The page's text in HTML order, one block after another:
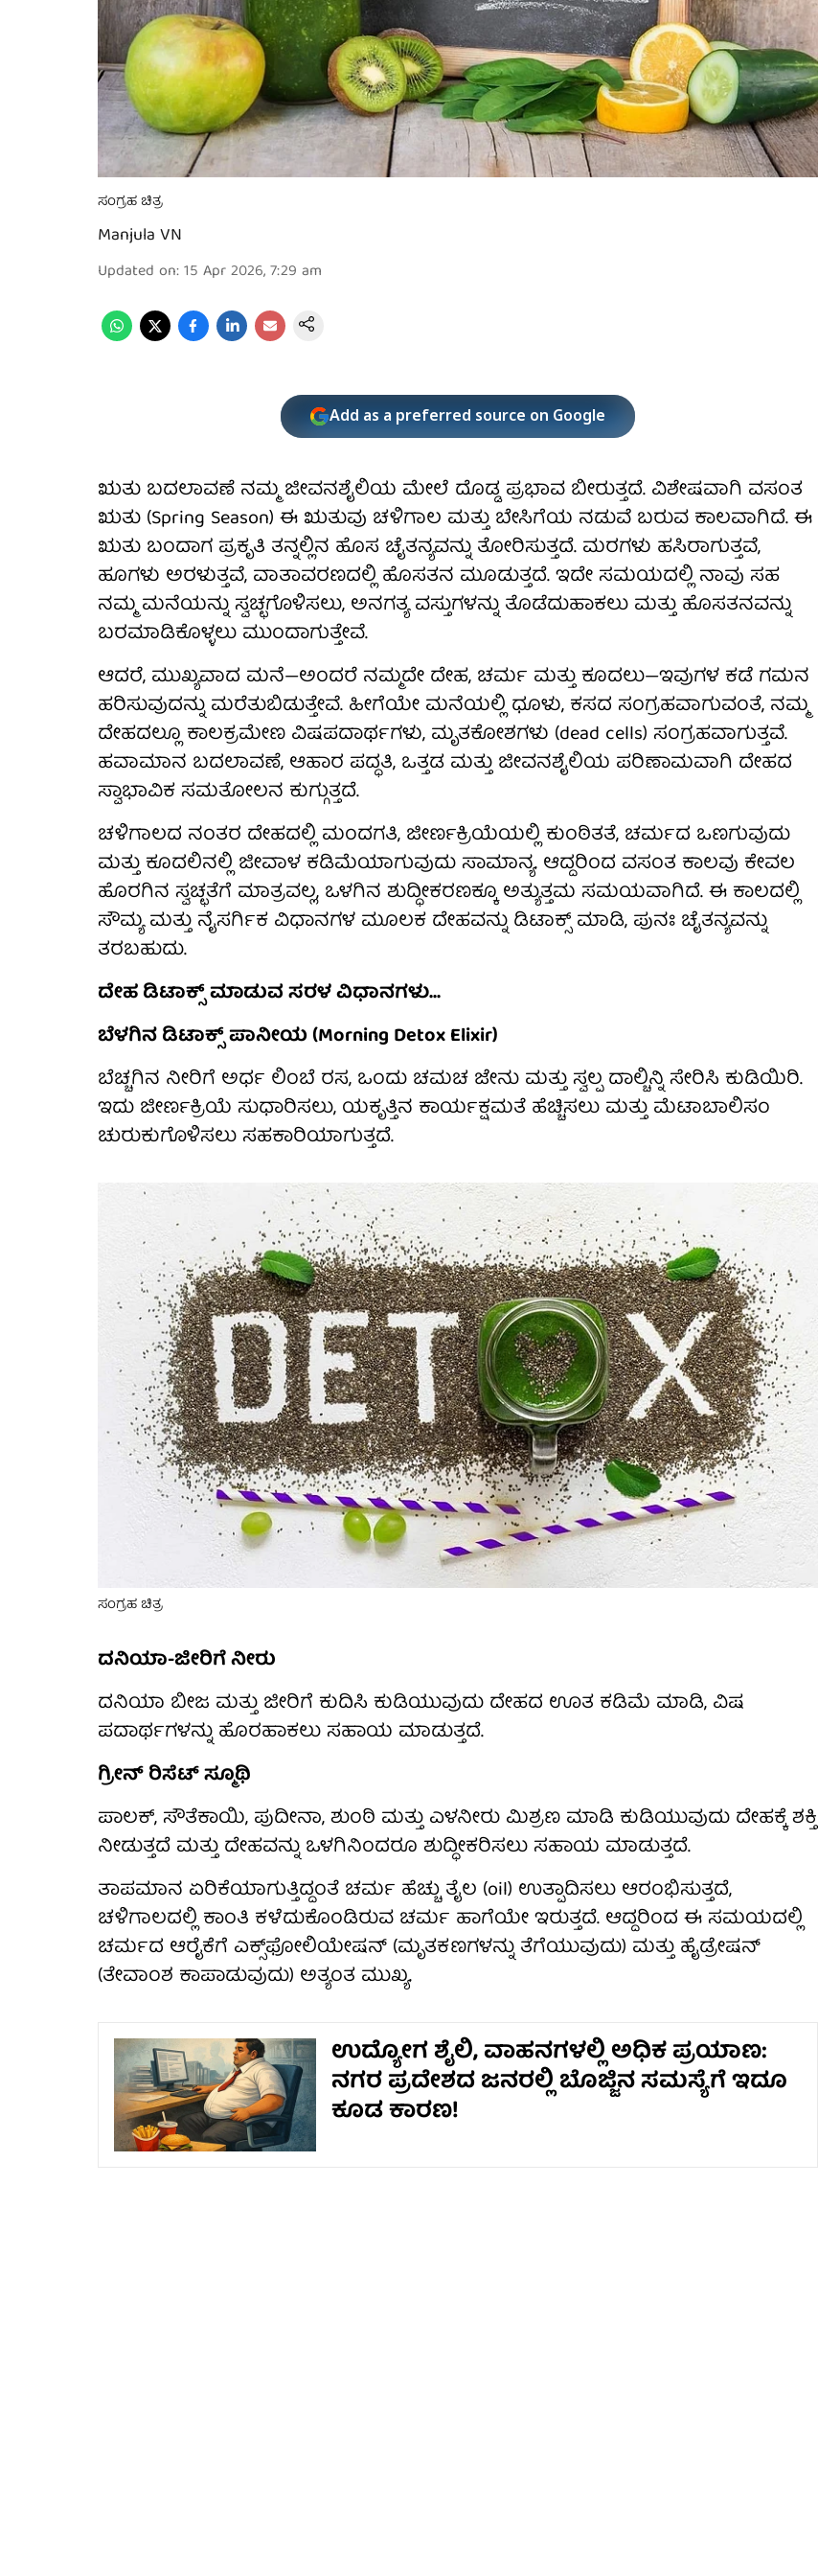
ಸಂಗ್ರಹ ಚಿತ್ರ
Manjula VN
Updated on:15 Apr 2026, 7:29 am
Add as a preferred source on Google
ಋತು ಬದಲಾವಣೆ ನಮ್ಮ ಜೀವನಶೈಲಿಯ ಮೇಲೆ ದೊಡ್ಡ ಪ್ರಭಾವ ಬೀರುತ್ತದೆ. ವಿಶೇಷವಾಗಿ ವಸಂತ
ಋತು (Spring Season) ಈ ಋತುವು ಚಳಿಗಾಲ ಮತ್ತು ಬೇಸಿಗೆಯ ನಡುವೆ ಬರುವ ಕಾಲವಾಗಿದೆ. ಈ
ಋತು ಬಂದಾಗ ಪ್ರಕೃತಿ ತನ್ನಲ್ಲಿನ ಹೊಸ ಚೈತನ್ಯವನ್ನು ತೋರಿಸುತ್ತದೆ. ಮರಗಳು ಹಸಿರಾಗುತ್ತವೆ,
ಹೂಗಳು ಅರಳುತ್ತವೆ, ವಾತಾವರಣದಲ್ಲಿ ಹೊಸತನ ಮೂಡುತ್ತದೆ. ಇದೇ ಸಮಯದಲ್ಲಿ ನಾವು ಸಹ
ನಮ್ಮ ಮನೆಯನ್ನು ಸ್ವಚ್ಛಗೊಳಿಸಲು, ಅನಗತ್ಯ ವಸ್ತುಗಳನ್ನು ತೊಡೆದುಹಾಕಲು ಮತ್ತು ಹೊಸತನವನ್ನು
ಬರಮಾಡಿಕೊಳ್ಳಲು ಮುಂದಾಗುತ್ತೇವೆ.
ಆದರೆ, ಮುಖ್ಯವಾದ ಮನೆ—ಅಂದರೆ ನಮ್ಮದೇ ದೇಹ, ಚರ್ಮ ಮತ್ತು ಕೂದಲು—ಇವುಗಳ ಕಡೆ ಗಮನ
ಹರಿಸುವುದನ್ನು ಮರೆತುಬಿಡುತ್ತೇವೆ. ಹೀಗೆಯೇ ಮನೆಯಲ್ಲಿ ಧೂಳು, ಕಸದ ಸಂಗ್ರಹವಾಗುವಂತೆ, ನಮ್ಮ
ದೇಹದಲ್ಲೂ ಕಾಲಕ್ರಮೇಣ ವಿಷಪದಾರ್ಥಗಳು, ಮೃತಕೋಶಗಳು (dead cells) ಸಂಗ್ರಹವಾಗುತ್ತವೆ.
ಹವಾಮಾನ ಬದಲಾವಣೆ, ಆಹಾರ ಪದ್ಧತಿ, ಒತ್ತಡ ಮತ್ತು ಜೀವನಶೈಲಿಯ ಪರಿಣಾಮವಾಗಿ ದೇಹದ
ಸ್ವಾಭಾವಿಕ ಸಮತೋಲನ ಕುಗ್ಗುತ್ತದೆ.
ಚಳಿಗಾಲದ ನಂತರ ದೇಹದಲ್ಲಿ ಮಂದಗತಿ, ಜೀರ್ಣಕ್ರಿಯೆಯಲ್ಲಿ ಕುಂಠಿತತೆ, ಚರ್ಮದ ಒಣಗುವುದು
ಮತ್ತು ಕೂದಲಿನಲ್ಲಿ ಜೀವಾಳ ಕಡಿಮೆಯಾಗುವುದು ಸಾಮಾನ್ಯ. ಆದ್ದರಿಂದ ವಸಂತ ಕಾಲವು ಕೇವಲ
ಹೊರಗಿನ ಸ್ವಚ್ಛತೆಗೆ ಮಾತ್ರವಲ್ಲ, ಒಳಗಿನ ಶುದ್ಧೀಕರಣಕ್ಕೂ ಅತ್ಯುತ್ತಮ ಸಮಯವಾಗಿದೆ. ಈ ಕಾಲದಲ್ಲಿ
ಸೌಮ್ಯ ಮತ್ತು ನೈಸರ್ಗಿಕ ವಿಧಾನಗಳ ಮೂಲಕ ದೇಹವನ್ನು ಡಿಟಾಕ್ಸ್ ಮಾಡಿ, ಪುನಃ ಚೈತನ್ಯವನ್ನು
ತರಬಹುದು.
ದೇಹ ಡಿಟಾಕ್ಸ್ ಮಾಡುವ ಸರಳ ವಿಧಾನಗಳು...
ಬೆಳಗಿನ ಡಿಟಾಕ್ಸ್ ಪಾನೀಯ (Morning Detox Elixir)
ಬೆಚ್ಚಗಿನ ನೀರಿಗೆ ಅರ್ಧ ಲಿಂಬೆ ರಸ, ಒಂದು ಚಮಚ ಜೇನು ಮತ್ತು ಸ್ವಲ್ಪ ದಾಲ್ಚಿನ್ನಿ ಸೇರಿಸಿ ಕುಡಿಯಿರಿ.
ಇದು ಜೀರ್ಣಕ್ರಿಯೆ ಸುಧಾರಿಸಲು, ಯಕೃತ್ತಿನ ಕಾರ್ಯಕ್ಷಮತೆ ಹೆಚ್ಚಿಸಲು ಮತ್ತು ಮೆಟಾಬಾಲಿಸಂ
ಚುರುಕುಗೊಳಿಸಲು ಸಹಕಾರಿಯಾಗುತ್ತದೆ.
ಸಂಗ್ರಹ ಚಿತ್ರ
ದನಿಯಾ-ಜೀರಿಗೆ ನೀರು
ದನಿಯಾ ಬೀಜ ಮತ್ತು ಜೀರಿಗೆ ಕುದಿಸಿ ಕುಡಿಯುವುದು ದೇಹದ ಊತ ಕಡಿಮೆ ಮಾಡಿ, ವಿಷ
ಪದಾರ್ಥಗಳನ್ನು ಹೊರಹಾಕಲು ಸಹಾಯ ಮಾಡುತ್ತದೆ.
ಗ್ರೀನ್ ರಿಸೆಟ್ ಸ್ಮೂಥಿ
ಪಾಲಕ್, ಸೌತೆಕಾಯಿ, ಪುದೀನಾ, ಶುಂಠಿ ಮತ್ತು ಎಳನೀರು ಮಿಶ್ರಣ ಮಾಡಿ ಕುಡಿಯುವುದು ದೇಹಕ್ಕೆ ಶಕ್ತಿ
ನೀಡುತ್ತದೆ ಮತ್ತು ದೇಹವನ್ನು ಒಳಗಿನಿಂದರೂ ಶುದ್ಧೀಕರಿಸಲು ಸಹಾಯ ಮಾಡುತ್ತದೆ.
ತಾಪಮಾನ ಏರಿಕೆಯಾಗುತ್ತಿದ್ದಂತೆ ಚರ್ಮ ಹೆಚ್ಚು ತೈಲ (oil) ಉತ್ಪಾದಿಸಲು ಆರಂಭಿಸುತ್ತದೆ,
ಚಳಿಗಾಲದಲ್ಲಿ ಕಾಂತಿ ಕಳೆದುಕೊಂಡಿರುವ ಚರ್ಮ ಹಾಗೆಯೇ ಇರುತ್ತದೆ. ಆದ್ದರಿಂದ ಈ ಸಮಯದಲ್ಲಿ
ಚರ್ಮದ ಆರೈಕೆಗೆ ಎಕ್ಸ್‌ಫೋಲಿಯೇಷನ್ (ಮೃತಕಣಗಳನ್ನು ತೆಗೆಯುವುದು) ಮತ್ತು ಹೈಡ್ರೇಷನ್
(ತೇವಾಂಶ ಕಾಪಾಡುವುದು) ಅತ್ಯಂತ ಮುಖ್ಯ.
ಉದ್ಯೋಗ ಶೈಲಿ, ವಾಹನಗಳಲ್ಲಿ ಅಧಿಕ ಪ್ರಯಾಣ:
ನಗರ ಪ್ರದೇಶದ ಜನರಲ್ಲಿ ಬೊಜ್ಜಿನ ಸಮಸ್ಯೆಗೆ ಇದೂ
ಕೂಡ ಕಾರಣ!